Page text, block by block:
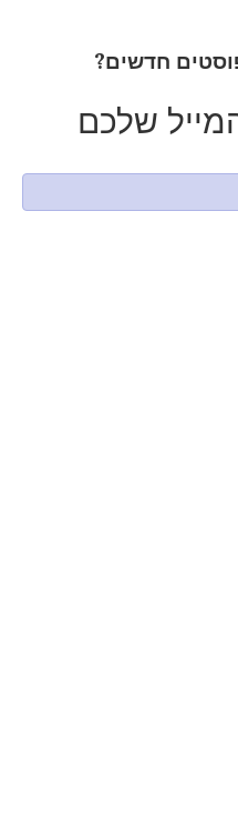
חדשים
שלכם